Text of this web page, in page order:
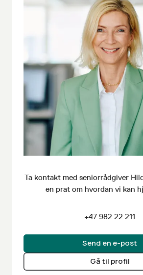
Ta kontakt med seniorrådgiver
en prat om hvordan vi kan
+47 982 22 211
Send en e-post
Gå til profil